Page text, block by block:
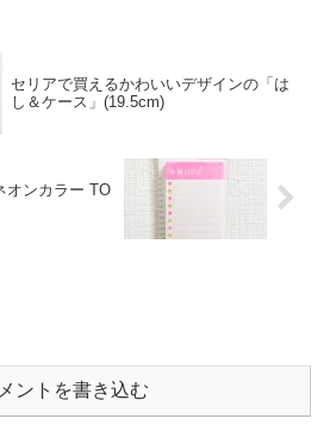
セリアで買えるかわいいデザインの「は
し＆ケース」(19.5cm)
オンカラー TO
ントを書き込む